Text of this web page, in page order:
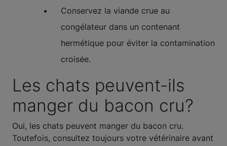
Conservez la viande crue au
congélateur dans un contenant
hermétique pour éviter la contamination
croisée.
Les chats peuvent-ils
manger du bacon cru?
Oui, les chats peuvent manger du bacon cru.
Toutefois, consultez toujours votre vétérinaire avant